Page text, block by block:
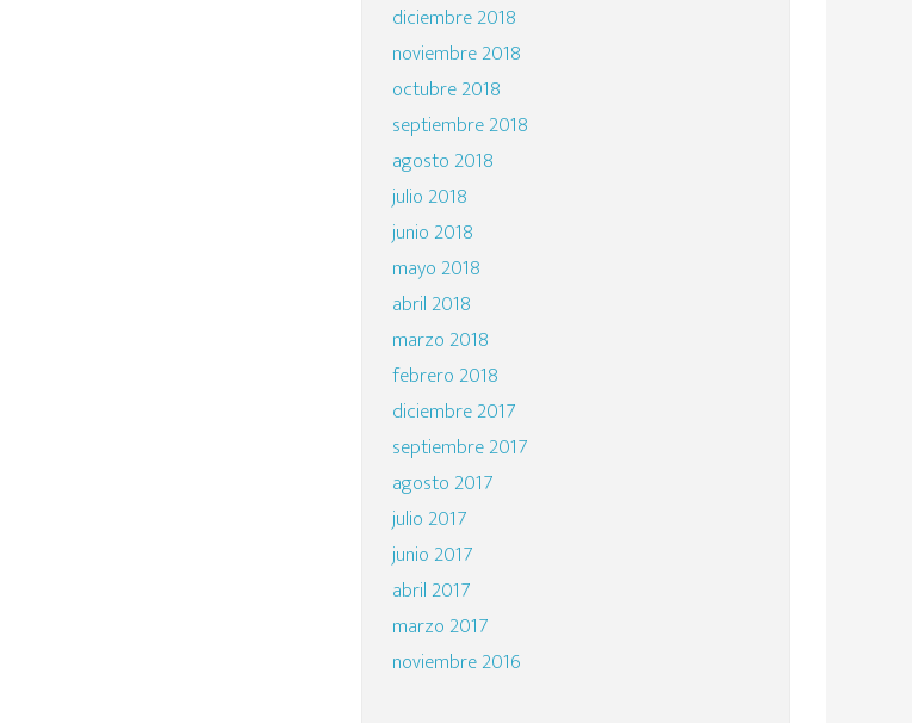
diciembre 2018
noviembre 2018
octubre 2018
septiembre 2018
agosto 2018
julio 2018
junio 2018
mayo 2018
abril 2018
marzo 2018
febrero 2018
diciembre 2017
septiembre 2017
agosto 2017
julio 2017
junio 2017
abril 2017
marzo 2017
noviembre 2016